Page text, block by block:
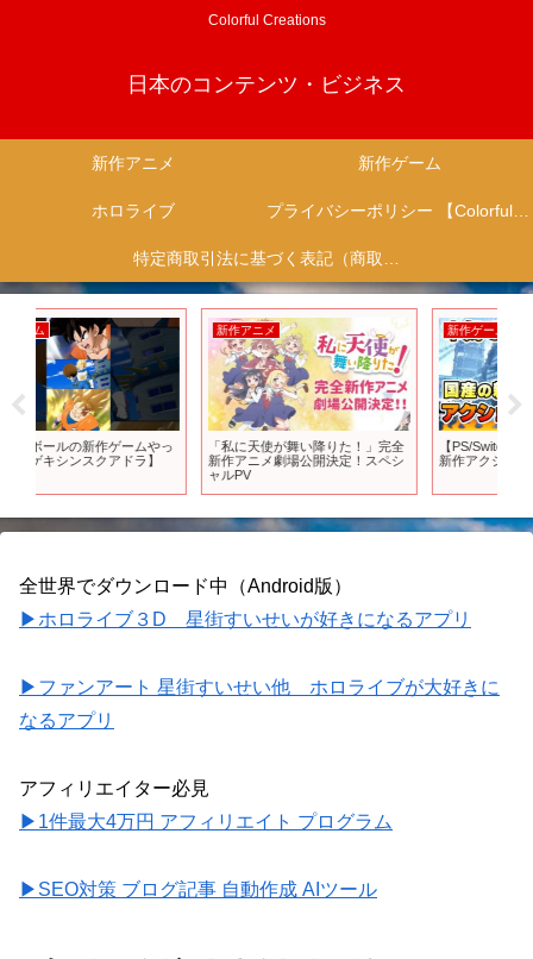
Colorful Creations
日本のコンテンツ・ビジネス
新作アニメ 新作ゲーム
ホロライブ プライバシーポリシー 【Colorful Creation】
特定商取引法に基づく表記（商取引に関する開示）
新作ゲーム
【PS/Switch】本気で熱い！国産の
新作アクションゲーム15選！
新作アニメ
【ばぁうくん新作アニメ】意味が
わかると怖い話／目撃者／
全世界でダウンロード中（Android版）
▶ホロライブ３D 星街すいせいが好きになるアプリ
▶ファンアート 星街すいせい他 ホロライブが大好きに
なるアプリ
アフィリエイター必見
▶1件最大4万円 アフィリエイト プログラム
▶SEO対策 ブログ記事 自動作成 AIツール